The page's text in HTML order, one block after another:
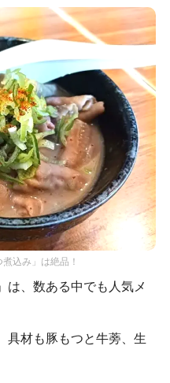
込み」は絶品！
は、数ある中でも人気メ
具材も豚もつと牛蒡、生